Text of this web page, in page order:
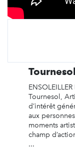
Tournesol,
d’intérêt
aux
moments
champ
...